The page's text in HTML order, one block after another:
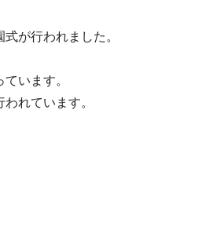
が行われました。
います。
れています。